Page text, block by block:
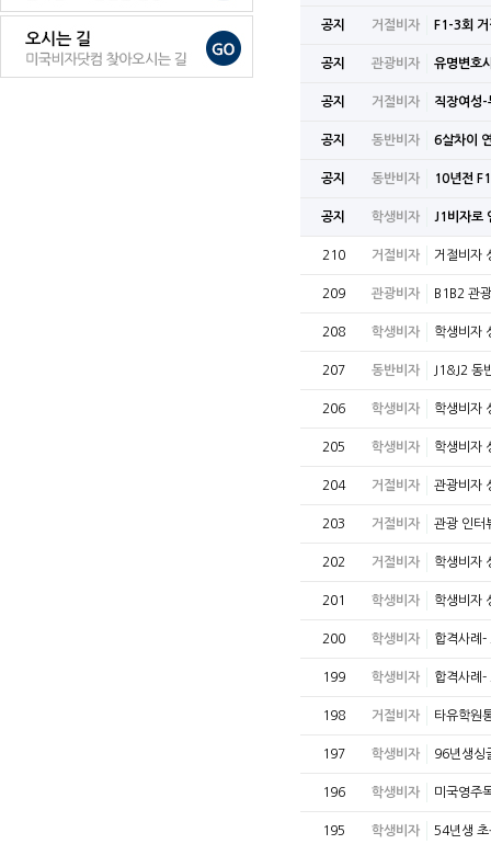
공지 거절비자 F1-3회
공지 관광비자 유명변호
공지 거절비자 직장여성-
공지 동반비자 6살차이
공지 동반비자 10년전
공지 학생비자 J1비자로
210 거절비자 거절비자
209 관광비자 B1B2 관
208 학생비자 학생비자
207 동반비자 J1&J2 동
206 학생비자 학생비자
205 학생비자 학생비자
204 거절비자 관광비자
203 거절비자 관광 인터
202 거절비자 학생비자
201 학생비자 학생비자
200 학생비자 합격사례
199 학생비자 합격사례
198 거절비자 타유학원
197 학생비자 96년생싱
196 학생비자 미국영주
195 학생비자 54년생